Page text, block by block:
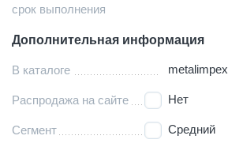
срок выполнения
Дополнительная информация
В каталоге metalimpex
Распродажа на сайте Нет
Сегмент Средний